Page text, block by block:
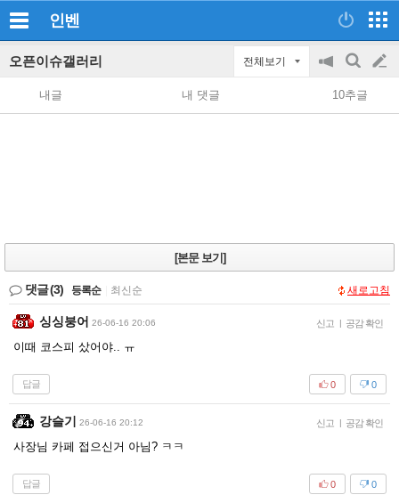
인벤
오픈이슈갤러리 전체보기
공
지
on/off
검
색
글
쓰
내글 내 댓글 10추글
[본문 보기]
댓글(3) 등록순 최신순 새로고침
싱싱붕어 26-06-16 20:06 신고 | 공감 확인
이때 코스피 샀어야.. ㅠ
답글 0
0
강슬기 26-06-16 20:12 신고 | 공감 확인
사장님 카페 접으신거 아님? ㅋㅋ
답글 0
0